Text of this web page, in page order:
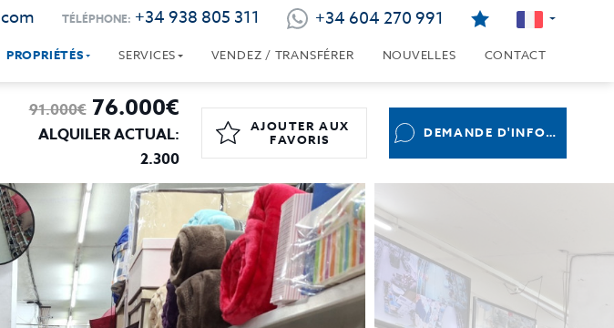
TÉLÉPHONE: +34 938 805 311 +34 604 270 991
PROPRIÉTÉS SERVICES VENDEZ / TRANSFÉRER NOUVELLES CONTACT
91.000€76.000€
ALQUILER ACTUAL:
2.300
AJOUTER AUX
FAVORIS
DEMANDE D'INFORMATIONS